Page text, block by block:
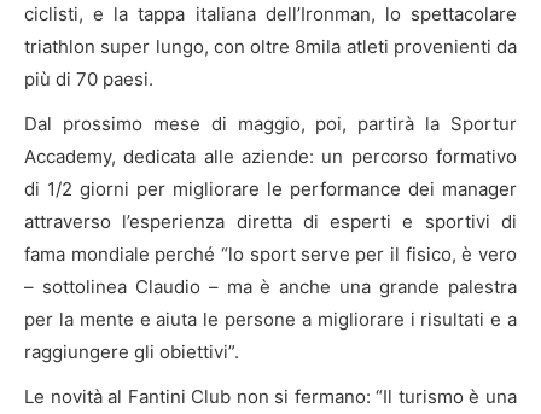
ciclisti, e la tappa italiana dell’Ironman, lo spettacolare
triathlon super lungo, con oltre 8mila atleti provenienti da
più di 70 paesi.
Dal prossimo mese di maggio, poi, partirà la Sportur
Accademy, dedicata alle aziende: un percorso formativo
di 1/2 giorni per migliorare le performance dei manager
attraverso l’esperienza diretta di esperti e sportivi di
fama mondiale perché “lo sport serve per il fisico, è vero
– sottolinea Claudio – ma è anche una grande palestra
per la mente e aiuta le persone a migliorare i risultati e a
raggiungere gli obiettivi”.
Le novità al Fantini Club non si fermano: “Il turismo è una